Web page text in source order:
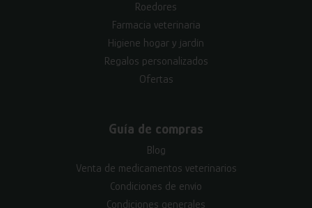
Roedores
Farmacia veterinaria
Higiene hogar y jardín
Regalos personalizados
Ofertas
Guía de compras
Blog
Venta de medicamentos veterinarios
Condiciones de envío
Condiciones generales